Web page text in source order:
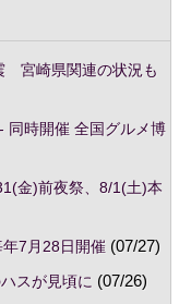
宮崎県関連の状況も
同時開催 全国グルメ博
金)前夜祭、8/1(土)本
7月28日開催(07/27)
スが見頃に (07/26)